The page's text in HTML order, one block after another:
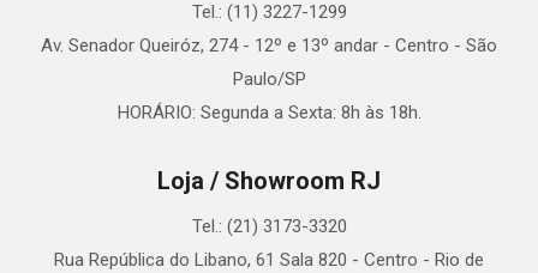
Tel.: (11) 3227-1299
Av. Senador Queiróz, 274 - 12º e 13º andar - Centro - São
Paulo/SP
HORÁRIO: Segunda a Sexta: 8h às 18h.
Loja / Showroom RJ
Tel.: (21) 3173-3320
Rua República do Libano, 61 Sala 820 - Centro - Rio de